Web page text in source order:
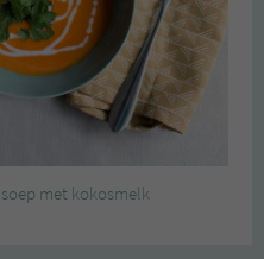
met kokosmelk